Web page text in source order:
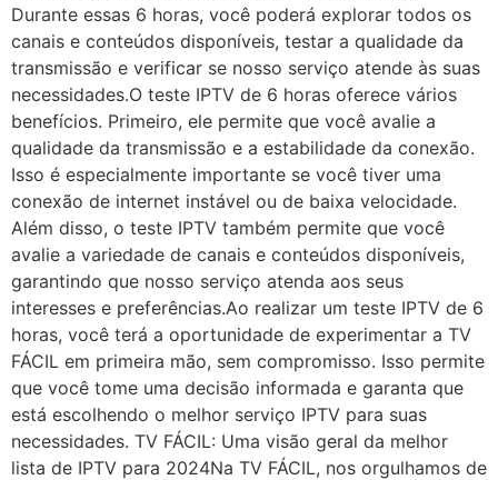
Durante essas 6 horas, você poderá explorar todos os
canais e conteúdos disponíveis, testar a qualidade da
transmissão e verificar se nosso serviço atende às suas
necessidades.O teste IPTV de 6 horas oferece vários
benefícios. Primeiro, ele permite que você avalie a
qualidade da transmissão e a estabilidade da conexão.
Isso é especialmente importante se você tiver uma
conexão de internet instável ou de baixa velocidade.
Além disso, o teste IPTV também permite que você
avalie a variedade de canais e conteúdos disponíveis,
garantindo que nosso serviço atenda aos seus
interesses e preferências.Ao realizar um teste IPTV de 6
horas, você terá a oportunidade de experimentar a TV
FÁCIL em primeira mão, sem compromisso. Isso permite
que você tome uma decisão informada e garanta que
está escolhendo o melhor serviço IPTV para suas
necessidades. TV FÁCIL: Uma visão geral da melhor
lista de IPTV para 2024Na TV FÁCIL, nos orgulhamos de